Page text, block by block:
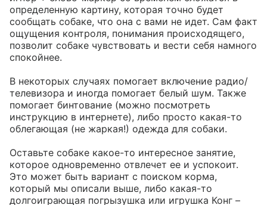
определенную картину, которая точно будет
сообщать собаке, что она с вами не идет. Сам факт
ощущения контроля, понимания происходящего,
позволит собаке чувствовать и вести себя намного
спокойнее.
В некоторых случаях помогает включение радио/
телевизора и иногда помогает белый шум. Также
помогает бинтование (можно посмотреть
инструкцию в интернете), либо просто какая-то
облегающая (не жаркая!) одежда для собаки.
Оставьте собаке какое-то интересное занятие,
которое одновременно отвлечет ее и успокоит.
Это может быть вариант с поиском корма,
который мы описали выше, либо какая-то
долгоиграющая погрызушка или игрушка Конг –